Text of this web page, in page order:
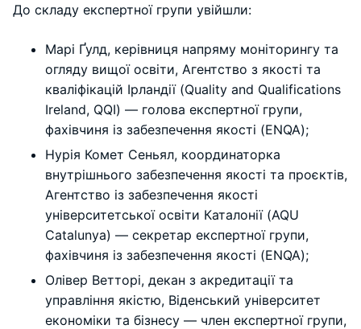
До складу експертної групи увійшли:
Марі Ґулд, керівниця напряму моніторингу та
огляду вищої освіти, Агентство з якості та
кваліфікацій Ірландії (Quality and Qualifications
Ireland, QQI) — голова експертної групи,
фахівчиня із забезпечення якості (ENQA);
Нурія Комет Сеньял, координаторка
внутрішнього забезпечення якості та проєктів,
Агентство із забезпечення якості
університетської освіти Каталонії (AQU
Catalunya) — секретар експертної групи,
фахівчиня із забезпечення якості (ENQA);
Олівер Ветторі, декан з акредитації та
управління якістю, Віденський університет
економіки та бізнесу — член експертної групи,